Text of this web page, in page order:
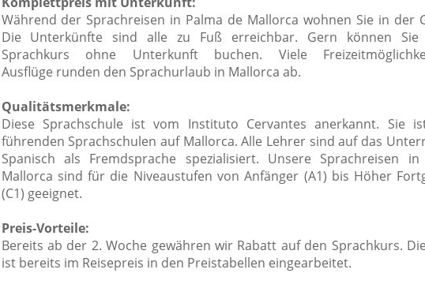
Während der Sprachreisen in Palma de Mallorca wohnen Sie in der
Die Unterkünfte sind alle zu Fuß erreichbar. Gern können
Sprachkurs ohne Unterkunft buchen. Viele
Ausflüge runden den Sprachurlaub in Mallorca ab.
Qualitätsmerkmale:
Diese Sprachschule ist vom Instituto Cervantes anerkannt. Sie
führenden Sprachschulen auf Mallorca. Alle Lehrer sind auf das
Spanisch als Fremdsprache spezialisiert. Unsere Sprachreisen
Mallorca sind für die Niveaustufen von Anfänger (A1) bis Höher
(C1) geeignet.
Preis-Vorteile:
Bereits ab der 2. Woche gewähren wir Rabatt auf den Sprachkurs.
ist bereits im Reisepreis in den Preistabellen eingearbeitet.